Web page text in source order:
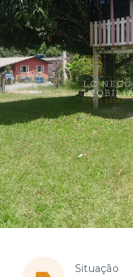
Situação